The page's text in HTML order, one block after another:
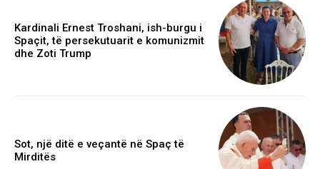
Kardinali Ernest Troshani, ish-burgu i
Spaçit, të persekutuarit e komunizmit
dhe Zoti Trump
Sot, një ditë e veçantë në Spaç të
Mirditës